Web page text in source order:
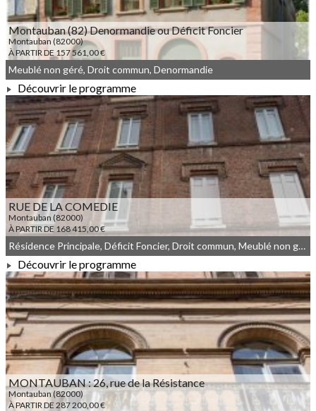
Montauban (82) Denormandie ou Déficit Foncier
Montauban (82000)
À PARTIR DE 157 561,00 €
À PARTIR DE 157 561,00 €
Meublé non géré, Droit commun, Denormandie
Découvrir le programme
RUE DE LA COMEDIE
Montauban (82000)
À PARTIR DE 168 415,00 €
À PARTIR DE 168 415,00 €
Résidence Principale, Déficit Foncier, Droit commun, Meublé non géré, Denormandie
Découvrir le programme
MONTAUBAN : 26, rue de la Résistance
Montauban (82000)
À PARTIR DE 287 200,00 €